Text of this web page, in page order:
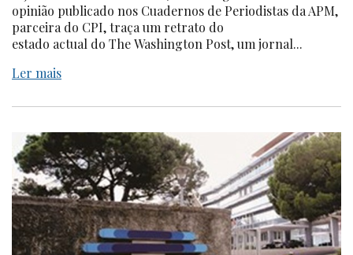
opinião publicado nos Cuadernos de Periodistas da APM,
parceira do CPI, traça um retrato do
estado actual do The Washington Post, um jornal...
Ler mais